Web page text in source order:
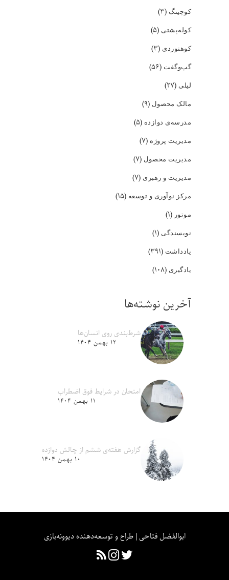
کوچینگ (۳)
کوله‌پشتی (۵)
کوهنوردی (۳)
گپ‌و‌گفت (۵۶)
لیلی (۲۷)
مالک محصول (۹)
مدرسه‌ی دوازده (۵)
مدیریت پروژه (۷)
مدیریت محصول (۷)
مدیریت و رهبری (۷)
مرکز نوآوری و توسعه (۱۵)
موتور (۱)
نویسندگی (۱)
یادداشت (۳۹۱)
یادگیری (۱۰۸)
آخرین نوشته‌ها
شرط‌بندی روی انسان‌ها
۱۲ بهمن ۱۴۰۴
امتحان در شرایط فوق اضطراب
۱۱ بهمن ۱۴۰۴
گزارش هفته‌ی ششم از چالش دوازده
۱۰ بهمن ۱۴۰۴
ابوالفضل فتاحی | طراح و توسعه‌دهنده دیوونه‌بازی